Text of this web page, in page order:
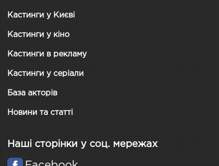
Кастинги у Києві
Кастинги у кіно
Кастинги в рекламу
Кастинги у серіали
База акторів
Новини та статті
Наші сторінки у соц. мережах